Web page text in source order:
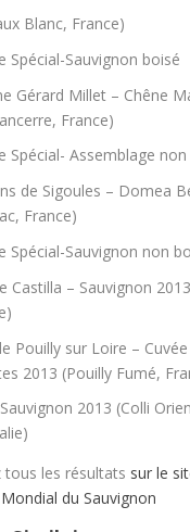
Blanc, France)
Spécial-Sauvignon boisé
Gérard Millet – Chêne
France)
Spécial- Assemblage
de Sigoules – Domea
France)
Spécial-Sauvignon non
Castilla – Sauvignon
Pouilly sur Loire –
2013 (Pouilly Fumé,
2013 (Colli
tous les résultats sur le
du Sauvignon